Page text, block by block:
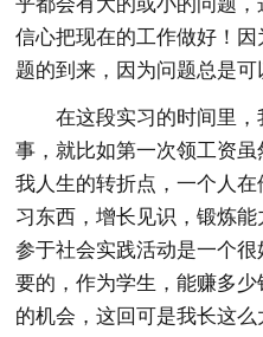
信心把现在的工作做好！
题的到来，因为问题总是可
在这段实习的时间里
事，就比如第一次领工资
我人生的转折点，一个人
习东西，增长见识，锻炼能
参于社会实践活动是一个
要的，作为学生，能赚多
的机会，这回可是我长这